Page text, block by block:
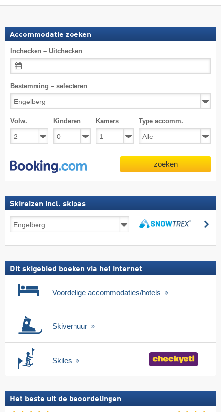
Accommodatie zoeken
Inchecken – Uitchecken
Bestemming – selecteren
Volw. Kinderen Kamers Type accomm.
zoeken
Skireizen incl. skipas
Skireizen
incl.
Dit skigebied boeken via het internet
Voordelige accommodaties/hotels
Skiverhuur
Skiles
Het beste uit de beoordelingen